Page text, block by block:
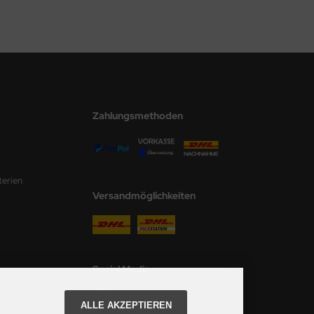
Zahlungsmethoden
Versandmöglichkeiten
Social Media
ALLE AKZEPTIEREN